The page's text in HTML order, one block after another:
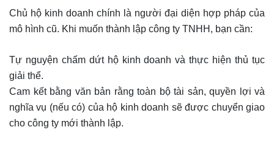
Chủ hộ kinh doanh chính là người đại diện hợp pháp của
mô hình cũ. Khi muốn thành lập công ty TNHH, bạn cần:
Tự nguyện chấm dứt hộ kinh doanh và thực hiện thủ tục
giải thể.
Cam kết bằng văn bản rằng toàn bộ tài sản, quyền lợi và
nghĩa vụ (nếu có) của hộ kinh doanh sẽ được chuyển giao
cho công ty mới thành lập.